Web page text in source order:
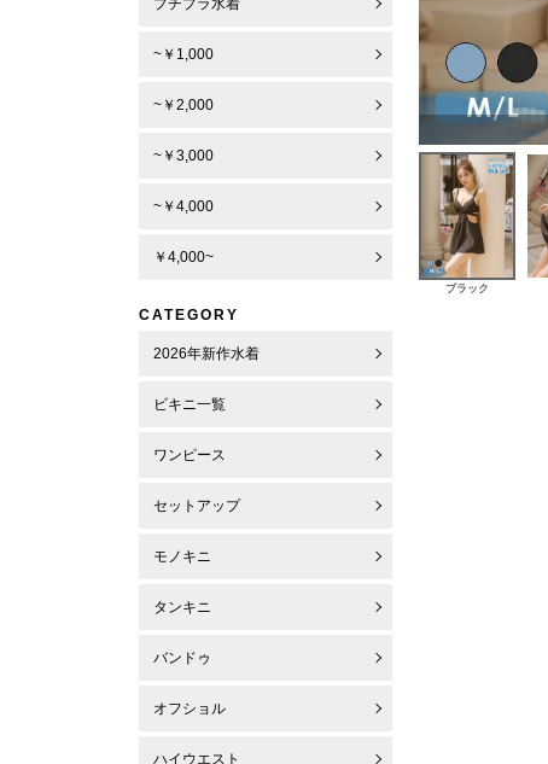
プチプラ水着
~￥1,000
~￥2,000
~￥3,000
~￥4,000
￥4,000~
CATEGORY
2026年新作水着
ビキニ一覧
ワンピース
セットアップ
モノキニ
タンキニ
バンドゥ
オフショル
ハイウエスト
ブラック